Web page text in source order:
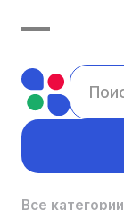
Все категории